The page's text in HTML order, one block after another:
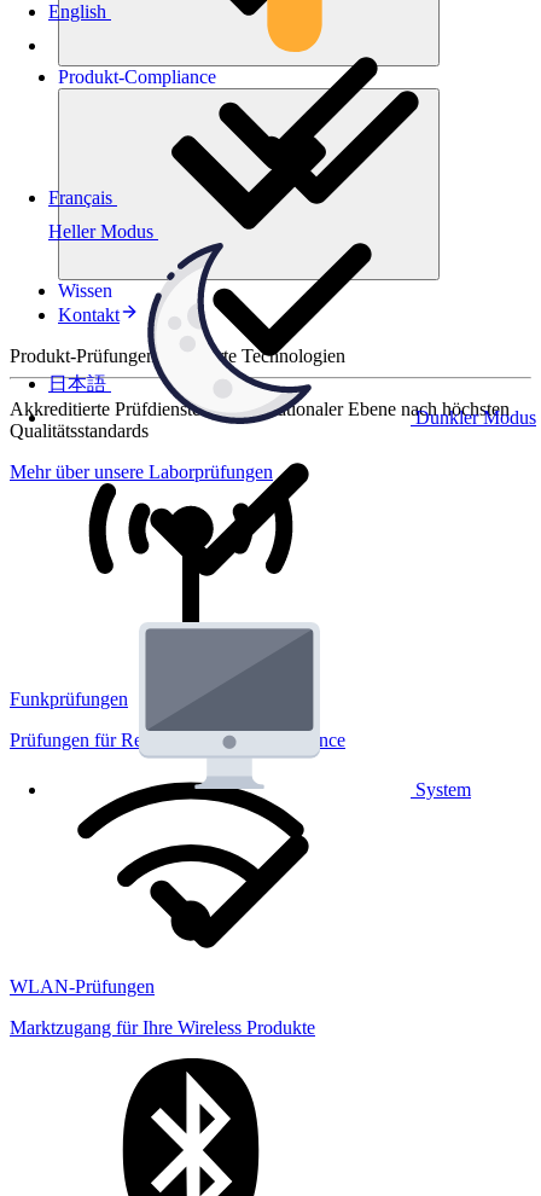
Heller Modus
Dunkler Modus
System
English
Français
日本語
Produkt-Compliance
Wissen
Kontakt
Produkt-Prüfungen für smarte Technologien
Akkreditierte Prüfdienste auf internationaler Ebene nach höchsten
Qualitätsstandards
Mehr über unsere Laborprüfungen
Funkprüfungen
Prüfungen für Regulatorik und Performance
WLAN-Prüfungen
Marktzugang für Ihre Wireless Produkte